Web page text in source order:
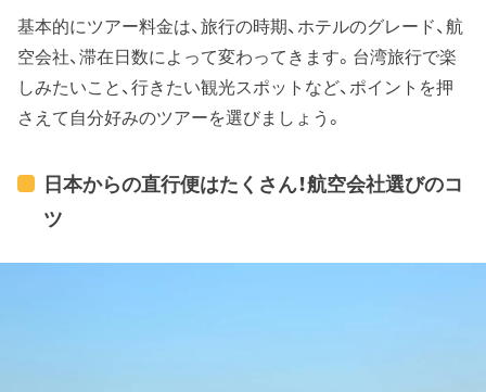
基本的にツアー料金は、旅行の時期、ホテルのグレード、航
空会社、滞在日数によって変わってきます。台湾旅行で楽
しみたいこと、行きたい観光スポットなど、ポイントを押
さえて自分好みのツアーを選びましょう。
日本からの直行便はたくさん！航空会社選びのコ
ツ